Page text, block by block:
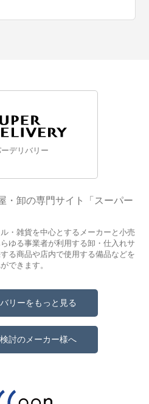
デリバリー
・卸の専門サイト「スーパー
・雑貨を中心とするメーカーと小売
ゆる事業者が利用する卸・仕入れサ
る商品や店内で使用する備品などを
できます。
リーをもっと見る
討のメーカー様へ